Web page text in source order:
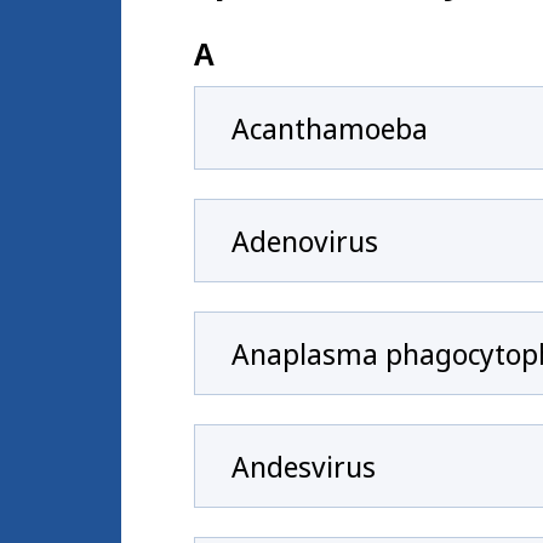
A
Acanthamoeba
Adenovirus
Anaplasma
Andesvirus